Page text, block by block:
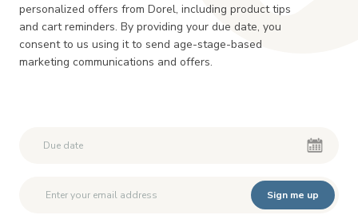
personalized offers from Dorel, including product tips
and cart reminders. By providing your due date, you
consent to us using it to send age-stage-based
marketing communications and offers.
Second First Name
Sign me up